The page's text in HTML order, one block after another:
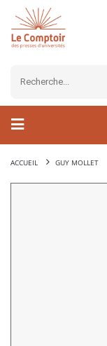
ACCUEIL GUY MOLLET